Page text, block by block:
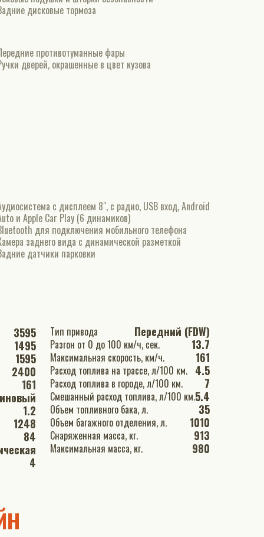
дисковые тормоза
противотуманные фары
дверей, окрашенные в цвет кузова
с дисплеем 8", с радио, USB вход, Android
и Apple Car Play (6 динамиков)
для подключения мобильного телефона
заднего вида c динамической разметкой
датчики парковки
3595
1495
1595
2400
161
1.2
1248
84
4
Тип привода Передний (FDW)
Разгон от 0 до 100 км/ч, сек. 13.7
Максимальная скорость, км/ч. 161
Расход топлива на трассе, л/100 км. 4.5
Расход топлива в городе, л/100 км. 7
Смешанный расход топлива, л/100 км.5.4
Объем топливного бака, л. 35
Объем багажного отделения, л. 1010
Снаряженная масса, кг. 913
Максимальная масса, кг. 980